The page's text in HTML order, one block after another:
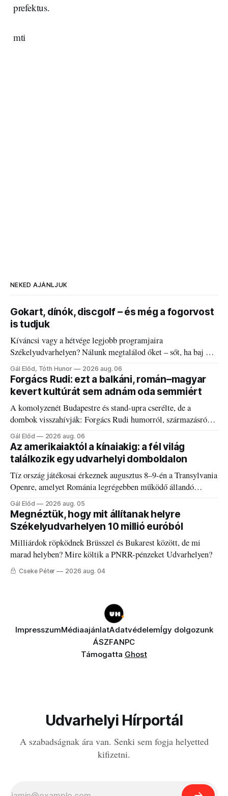
prefektus.
mti
NEKED AJÁNLJUK
Gokart, dínók, discgolf – és még a fogorvost
is tudjuk
Kíváncsi vagy a hétvége legjobb programjaira
Székelyudvarhelyen? Nálunk megtalálod őket – sőt, ha baj van
a fogaddal, a fogorvosi ügyeletet is!
Gál Előd, Tóth Hunor 2026 aug. 06
Forgács Rudi: ezt a balkáni, román–magyar
kevert kultúrát sem adnám oda semmiért
A komolyzenét Budapestre és stand-upra cserélte, de a
dombok visszahívják: Forgács Rudi humorról, származásról
és határokról.
Gál Előd 2026 aug. 06
Az amerikaiaktól a kínaiakig: a fél világ
találkozik egy udvarhelyi domboldalon
Tíz ország játékosai érkeznek augusztus 8–9-én a Transylvania
Openre, amelyet Románia legrégebben működő állandó
discgolfpályáján rendeznek meg.
Gál Előd 2026 aug. 05
Megnéztük, hogy mit állítanak helyre
Székelyudvarhelyen 10 millió euróból
Milliárdok röpködnek Brüsszel és Bukarest között, de mi
marad helyben? Mire költik a PNRR-pénzeket Udvarhelyen?
Cseke Péter 2026 aug. 04
ImpresszumMédiaajánlatAdatvédelemÍgy dolgozunk
ÁSZFANPC
Támogatta Ghost
Udvarhelyi Hírportál
A szabadságnak ára van. Senki sem fogja helyetted
kifizetni.